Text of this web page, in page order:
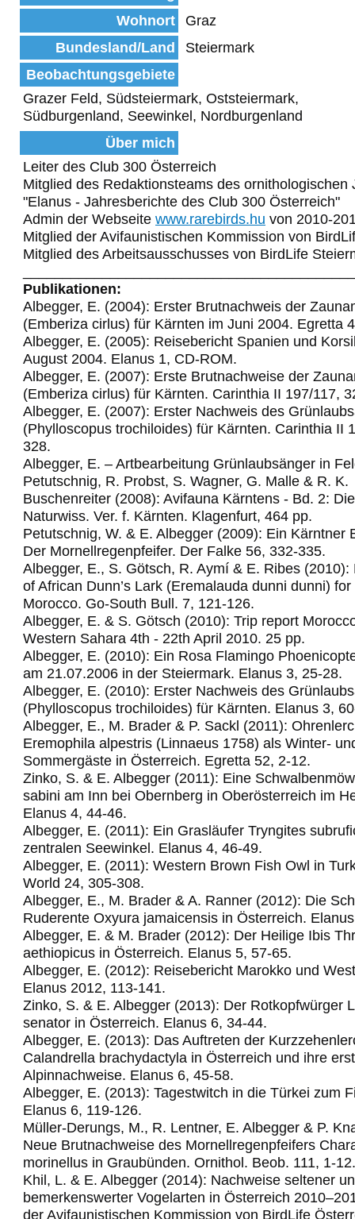
Wohnort
Graz
Bundesland/Land
Steiermark
Beobachtungsgebiete
Grazer Feld, Südsteiermark, Oststeiermark,
Südburgenland, Seewinkel, Nordburgenland
Über mich
Leiter des Club 300 Österreich
Mitglied des Redaktionsteams des ornithologischen
"Elanus - Jahresberichte des Club 300 Österreich"
Admin der Webseite www.rarebirds.hu von 2010-
Mitglied der Avifaunistischen Kommission von
Mitglied des Arbeitsausschusses von BirdLife
Publikationen:
Albegger, E. (2004): Erster Brutnachweis der
(Emberiza cirlus) für Kärnten im Juni 2004. Egretta
Albegger, E. (2005): Reisebericht Spanien und
August 2004. Elanus 1, CD-ROM.
Albegger, E. (2007): Erste Brutnachweise der
(Emberiza cirlus) für Kärnten. Carinthia II 197/117,
Albegger, E. (2007): Erster Nachweis des
(Phylloscopus trochiloides) für Kärnten. Carinthia II
328.
Albegger, E. – Artbearbeitung Grünlaubsänger in
Petutschnig, R. Probst, S. Wagner, G. Malle & R. K.
Buschenreiter (2008): Avifauna Kärntens - Bd. 2:
Naturwiss. Ver. f. Kärnten. Klagenfurt, 464 pp.
Petutschnig, W. & E. Albegger (2009): Ein Kärntner
Der Mornellregenpfeifer. Der Falke 56, 332-335.
Albegger, E., S. Götsch, R. Aymí & E. Ribes (2010):
of African Dunn’s Lark (Eremalauda dunni dunni) for
Morocco. Go-South Bull. 7, 121-126.
Albegger, E. & S. Götsch (2010): Trip report
Western Sahara 4th - 22th April 2010. 25 pp.
Albegger, E. (2010): Ein Rosa Flamingo
am 21.07.2006 in der Steiermark. Elanus 3, 25-28.
Albegger, E. (2010): Erster Nachweis des
(Phylloscopus trochiloides) für Kärnten. Elanus 3,
Albegger, E., M. Brader & P. Sackl (2011):
Eremophila alpestris (Linnaeus 1758) als Winter-
Sommergäste in Österreich. Egretta 52, 2-12.
Zinko, S. & E. Albegger (2011): Eine
sabini am Inn bei Obernberg in Oberösterreich im
Elanus 4, 44-46.
Albegger, E. (2011): Ein Grasläufer Tryngites
zentralen Seewinkel. Elanus 4, 46-49.
Albegger, E. (2011): Western Brown Fish Owl in
World 24, 305-308.
Albegger, E., M. Brader & A. Ranner (2012): Die
Ruderente Oxyura jamaicensis in Österreich.
Albegger, E. & M. Brader (2012): Der Heilige Ibis
aethiopicus in Österreich. Elanus 5, 57-65.
Albegger, E. (2012): Reisebericht Marokko und
Elanus 2012, 113-141.
Zinko, S. & E. Albegger (2013): Der Rotkopfwürger
senator in Österreich. Elanus 6, 34-44.
Albegger, E. (2013): Das Auftreten der
Calandrella brachydactyla in Österreich und ihre
Alpinnachweise. Elanus 6, 45-58.
Albegger, E. (2013): Tagestwitch in die Türkei zum
Elanus 6, 119-126.
Müller-Derungs, M., R. Lentner, E. Albegger & P.
Neue Brutnachweise des Mornellregenpfeifers
morinellus in Graubünden. Ornithol. Beob. 111, 1-12.
Khil, L. & E. Albegger (2014): Nachweise seltener
bemerkenswerter Vogelarten in Österreich
der Avifaunistischen Kommission von BirdLife